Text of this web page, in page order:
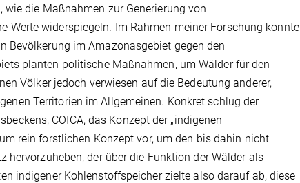
die Maßnahmen zur Generierung von
widerspiegeln. Im Rahmen meiner Forschung konnte
Bevölkerung im Amazonasgebiet gegen den
planten politische Maßnahmen, um Wälder für den
Völker jedoch verwiesen auf die Bedeutung anderer,
Territorien im Allgemeinen. Konkret schlug der
COICA, das Konzept der „indigenen
rein forstlichen Konzept vor, um den bis dahin nicht
der über die Funktion der Wälder als
indigener Kohlenstoffspeicher zielte also darauf ab, diese